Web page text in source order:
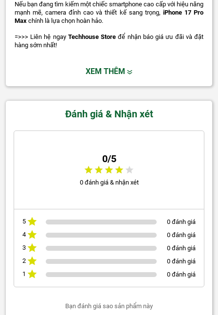
Nếu bạn đang tìm kiếm một chiếc smartphone cao cấp với hiệu năng
mạnh mẽ, camera đỉnh cao và thiết kế sang trọng, iPhone 17 Pro
Max chính là lựa chọn hoàn hảo.
=>>> Liên hệ ngay Techhouse Store để nhận báo giá ưu đãi và đặt
hàng sớm nhất!
XEM THÊM
Đánh giá & Nhận xét
0/5
0 đánh giá & nhận xét
5
0 đánh giá
4
0 đánh giá
3
0 đánh giá
2
0 đánh giá
1
0 đánh giá
Bạn đánh giá sao sản phẩm này